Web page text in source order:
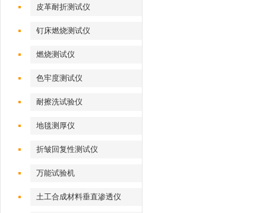
皮革耐折测试仪
钉床燃烧测试仪
燃烧测试仪
色牢度测试仪
耐擦洗试验仪
地毯测厚仪
折皱回复性测试仪
万能试验机
土工合成材料垂直渗透仪